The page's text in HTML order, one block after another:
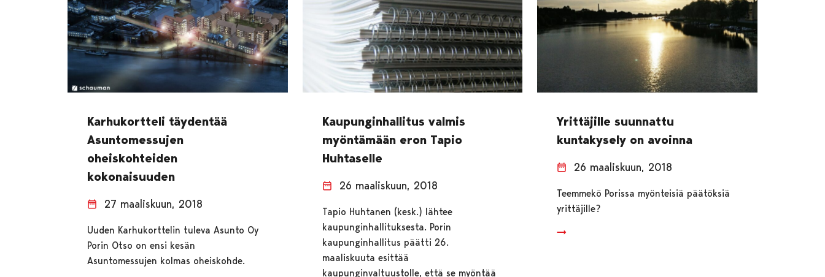
Karhukortteli täydentää
Asuntomessujen
oheiskohteiden
kokonaisuuden
27 maaliskuun, 2018
Uuden Karhukorttelin tuleva Asunto Oy
Porin Otso on ensi kesän
Asuntomessujen kolmas oheiskohde.
Kaupunginhallitus valmis
myöntämään eron Tapio
Huhtaselle
26 maaliskuun, 2018
Tapio Huhtanen (kesk.) lähtee
kaupunginhallituksesta. Porin
kaupunginhallitus päätti 26.
maaliskuuta esittää
kaupunginvaltuustolle, että se myöntää
Yrittäjille suunnattu
kuntakysely on avoinna
26 maaliskuun, 2018
Teemmekö Porissa myönteisiä päätöksiä
yrittäjille?